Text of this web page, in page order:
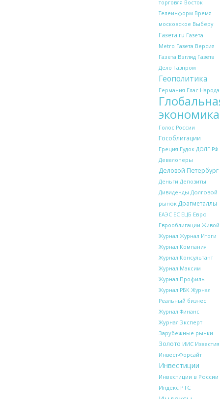
торговля Восток
Телеинформ Время
московское Выберу
Газета.ru Газета
Metro Газета Версия
Газета Взгляд Газета
Дело Газпром
Геополитика
Германия Глас Народа
экономика
Голос России
Гособлигации
Греция Гудок ДОЛГ.РФ
Девелоперы
Деловой Петербург
Деньги Депозиты
Дивиденды Долговой
рынок Драгметаллы
ЕАЭС ЕС ЕЦБ Евро
Еврооблигации Живой
Журнал Журнал Итоги
Журнал Компания
Журнал Консультант
Журнал Максим
Журнал Профиль
Журнал РБК Журнал
Реальный бизнес
Журнал Финанс
Журнал Эксперт
Зарубежные рынки
Золото ИИС Известия
Инвест-Форсайт
Инвестиции
Инвестиции в России
Индекс РТС